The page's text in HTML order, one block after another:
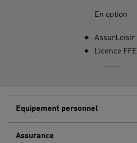
En option
AssurLoisir
Licence FFE
Equipement personnel
Assurance